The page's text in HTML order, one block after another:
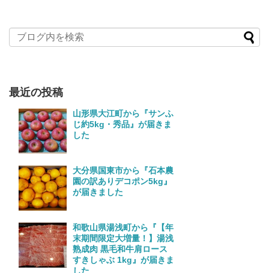
最近の投稿
山形県大江町から『サンふ
じ約5kg・秀品』が届きま
した
大分県国東市から『石本農
園の訳ありデコポン5kg』
が届きました
和歌山県湯浅町から『【年
末期間限定大増量！】湯浅
熟成肉 黒毛和牛肩ロース
すきしゃぶ 1kg』が届きま
した